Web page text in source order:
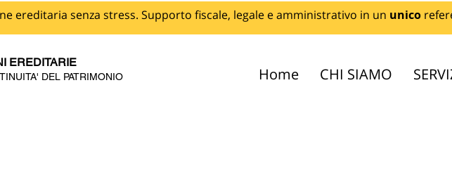
ereditaria senza stress. Supporto fiscale, legale e amministrativo in un unico
EREDITARIE
DEL PATRIMONIO
Home CHI SIAMO